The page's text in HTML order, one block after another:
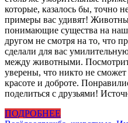
которые, казалось бы, точно
примеры вас удивят!
понимающие существа на
другом не смотря на то, что
сделали для вас
между животными.
уверены, что никто не
красоте и доброте.
поделиться с друзьями!
ПОДРОБНЕЕ